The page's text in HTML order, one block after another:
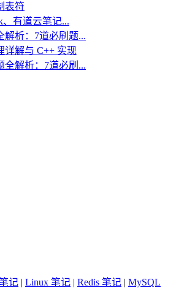
表符
、有道云笔记...
解析：7道必刷题...
详解与 C++ 实现
全解析：7道必刷...
记 | Linux 笔记 | Redis 笔记 | MySQL